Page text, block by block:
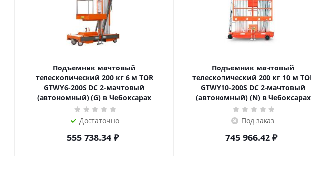
Подъемник мачтовый
телескопический 200 кг 6 м TOR
GTWY6-200S DC 2-мачтовый
(автономный) (G) в Чебоксарах
Достаточно
555 738.34₽
Подъемник мачтовый
телескопический 200 кг 10 м TOR
GTWY10-200S DC 2-мачтовый
(автономный) (N) в Чебоксарах
Под заказ
745 966.42₽